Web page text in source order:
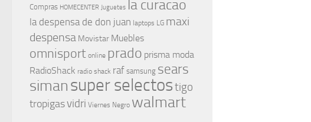
Compras HOMECENTER Juguetes la curacao
la despensa de don juan laptops LG maxi
despensa Movistar Muebles
omnisport online prado prisma moda
RadioShack radio shack raf samsung sears
simansuper selectostigo
tropigasvidri Viernes Negro walmart